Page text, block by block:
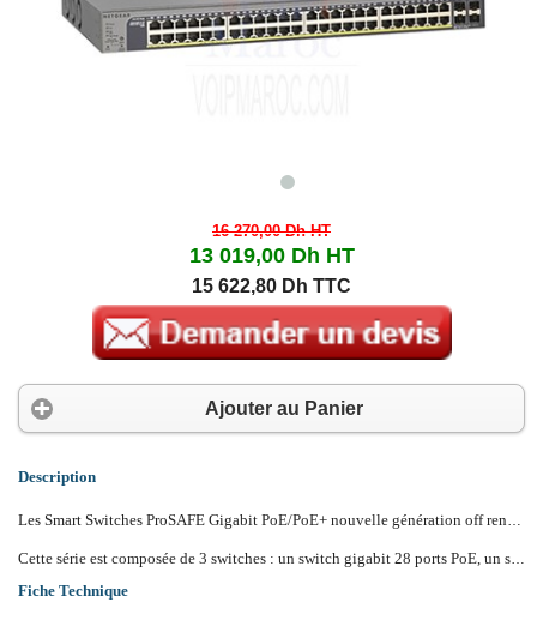
16 270,00 DhHT
13 019,00 Dh HT
15 622,80 Dh TTC
Ajouter au Panier
Description
Les Smart Switches ProSAFE Gigabit PoE/PoE+ nouvelle génération off rent des fonctionnalités de niveau 2 et 2+, des fonctions PoE améliorées, des performances et une convivialité accrues. Ils sont conçus spécialement pour les réseaux convergents où les données comme la voix ou la vidéo sont routées via une plate-forme unique dans un souci d’efficacité, d’économie et de facilité d’administration.
Cette série est composée de 3 switches : un switch gigabit 28 ports PoE, un switch gigabit 28 ports PoE+ et un switch gigabit 52 ports PoE. Tous ces switches sont dotés de 4 slots SFP Gigabit dédiés aux connexions fibre. Les Smart Switches ProSAFE Gigabit PoE/PoE+ nouvelle génération sont des solutions optimisées technologiquement et économiquement pour les PME.
Fiche Technique